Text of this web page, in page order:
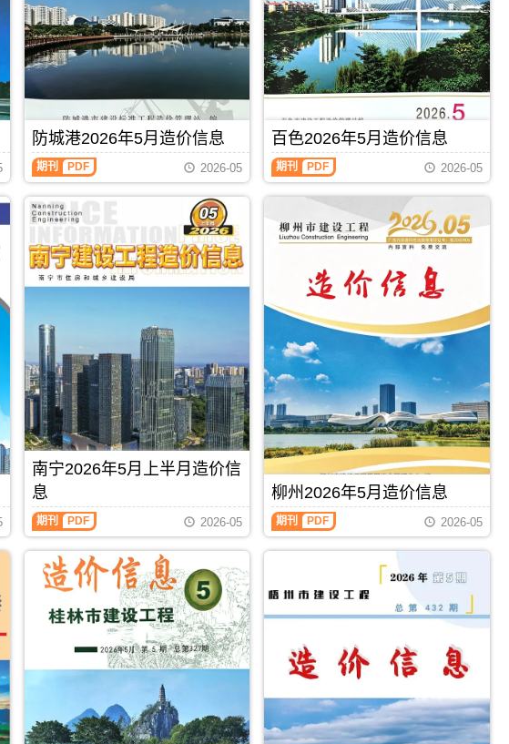
扫
描
件
PDF，
防
城
港
息
价
包
含
区
域：
防
港
市、
东
上
思
县;
主
办：
防
城
港
建
设
标
准
工
程
于
港
工
布，
钦
州
信
息
价
包
含
区
域：
钦
州
市、
州
港、
浦
北
钦
州
市
造
价
信
期
刊
PDF
设
工
程
造
信
期
刊，
由
贺
州
市
建
设
工
程
造
价
息
布，
当
前
贺
州
造
价
信
息
每
月
一
期
州
市
设
工
程
造
价
信
期
刊，
由
梧
州
市
设
工
信
发
用
于
梧
州
工
程
投
资
估
算
编
制，
梧
州
理
手
防城港2026年5月造价信息
防
城
2026
年
月
造
价
（防
城
港
建
设
工
程
造
价
信
息）
期
刊，
由
防
造
网
期刊 PDF 2026-05
百色2026年5月造价信息
百
色
5
月
（百
建
设
工
程
造
价
信
息）
刊，
由
百
色
市
工
发
布，
用
期刊 PDF 2026-05
南宁2026年5月上半月造价信
息
南
宁
价
宁
期刊 PDF 2026-05
柳州2026年5月造价信息
柳
州
月
价
（柳
建
工
期刊 PDF 2026-05